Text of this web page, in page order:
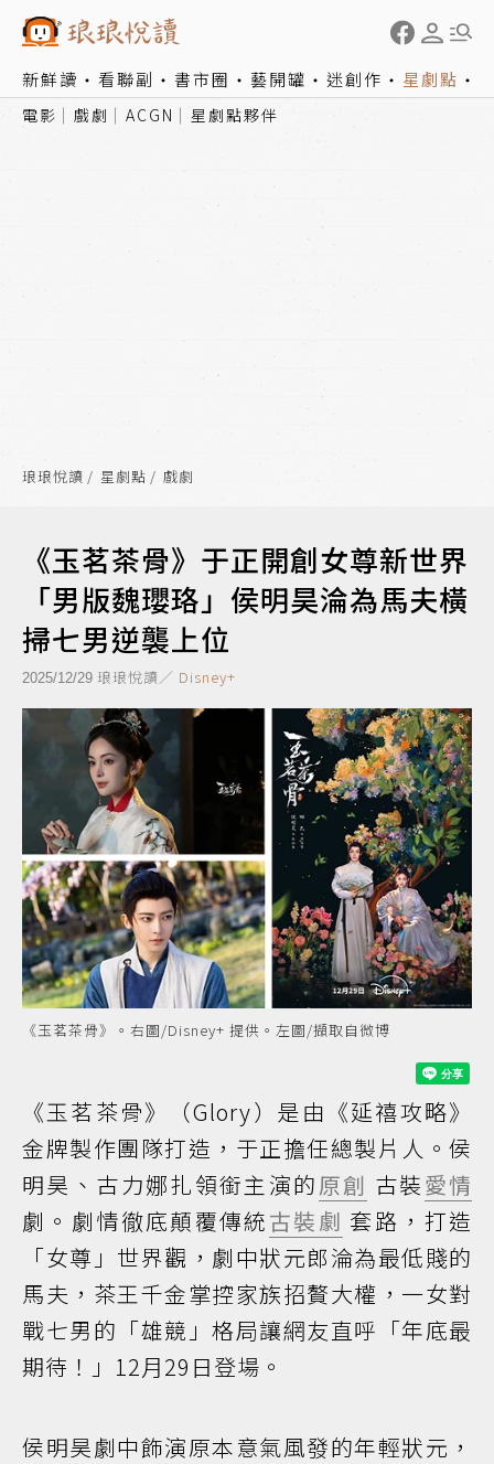
新鮮讀 看聯副 書市圈 藝開罐 迷創作 星劇點
電影 戲劇 ACGN 星劇點夥伴
琅琅悅讀 星劇點 戲劇
《玉茗茶骨》于正開創女尊新世界
「男版魏瓔珞」侯明昊淪為馬夫橫
掃七男逆襲上位
2025/12/29 琅琅悅讀／ Disney+
《玉茗茶骨》。右圖/Disney+ 提供。左圖/擷取自微博
《玉茗茶骨》（Glory）是由《延禧攻略》
金牌製作團隊打造，于正擔任總製片人。侯
明昊、古力娜扎領銜主演的原創 古裝愛情
劇。劇情徹底顛覆傳統古裝劇 套路，打造
「女尊」世界觀，劇中狀元郎淪為最低賤的
馬夫，茶王千金掌控家族招贅大權，一女對
戰七男的「雄競」格局讓網友直呼「年底最
期待！」12月29日登場。
侯明昊劇中飾演原本意氣風發的年輕狀元，